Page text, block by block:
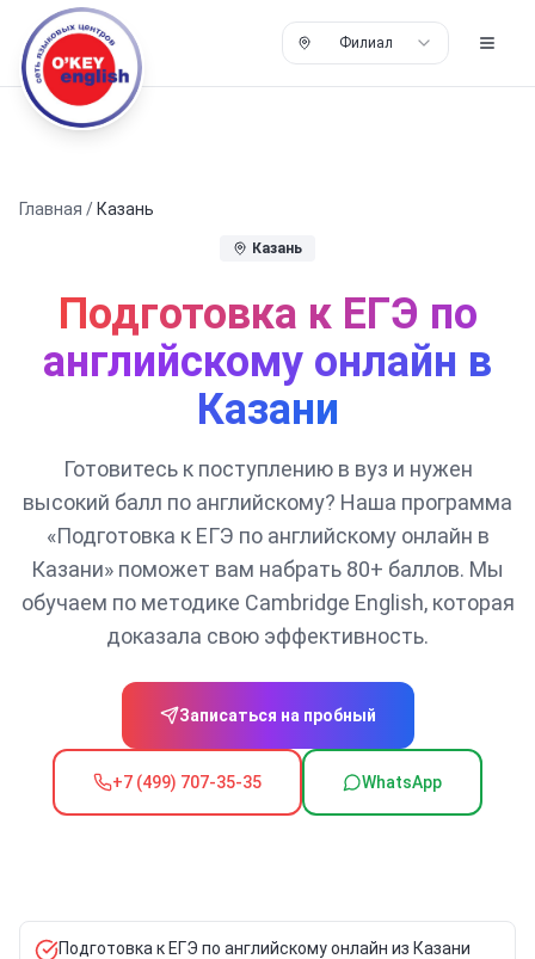
Филиал
Главная / Казань
Казань
Подготовка к ЕГЭ по
английскому онлайн в
Казани
Готовитесь к поступлению в вуз и нужен
высокий балл по английскому? Наша программа
«Подготовка к ЕГЭ по английскому онлайн в
Казани» поможет вам набрать 80+ баллов. Мы
обучаем по методике Cambridge English, которая
доказала свою эффективность.
Записаться на пробный
+7 (499) 707-35-35 WhatsApp
Подготовка к ЕГЭ по английскому онлайн из Казани